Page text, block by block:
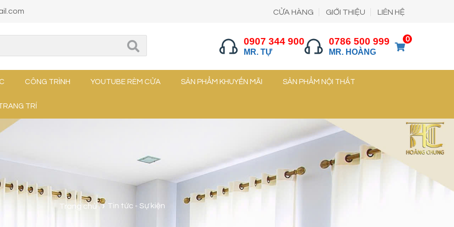
CỬA HÀNG GIỚI THIỆU LIÊN HỆ
0907 344 900
MR. TỰ
0786 500 999
MR. HOÀNG
0
CÔNG TRÌNH YOUTUBE RÈM CỬA SẢN PHẨM KHUYẾN MÃI SẢN PHẨM NỘI THẤT
TRÍ
Trang chủ Tin tức - Sự kiện